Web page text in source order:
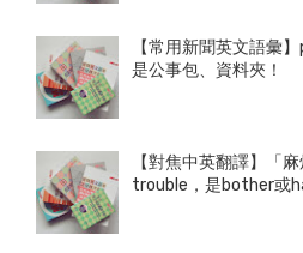
【常用新聞英文語彙
是公事包、資料夾！
【對焦中英翻譯】「
trouble，是bother或